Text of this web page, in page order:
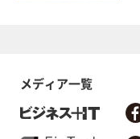
メディア一覧